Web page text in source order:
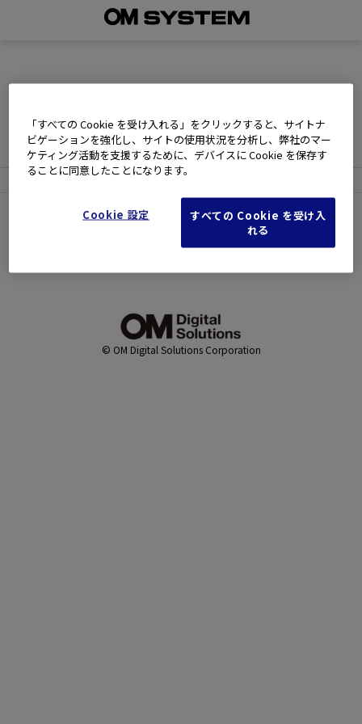
現在、買い物かごには商品が入っておりません。
お買い物を続けるには下の 「お買い物を続ける」 をクリック
してください。
元の画面に戻ってお買い物を続ける
© OM Digital Solutions Corporation
「すべての Cookie を受け入れる」をクリックすると、サイトナ
ビゲーションを強化し、サイトの使用状況を分析し、弊社のマー
ケティング活動を支援するために、デバイスに Cookie を保存す
ることに同意したことになります。
Cookie 設定
すべての Cookie を受け入
れる